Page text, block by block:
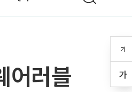
가
가
어러블